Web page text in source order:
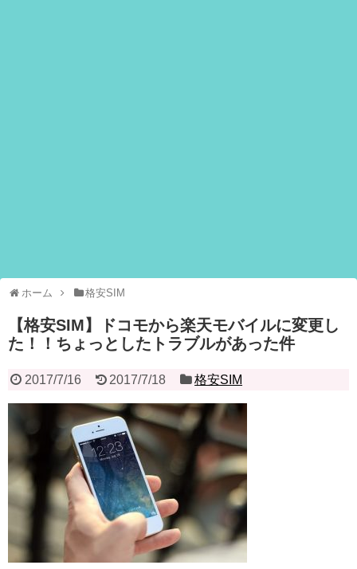
ホーム 格安SIM
【格安SIM】ドコモから楽天モバイルに変更し
た！！ちょっとしたトラブルがあった件
2017/7/16 2017/7/18 格安SIM